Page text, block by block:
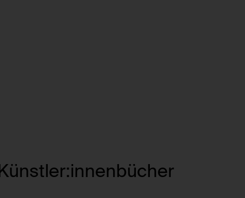
Künstler:innenbücher